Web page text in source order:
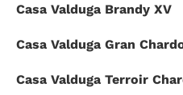
Casa Valduga Brandy XV
Casa Valduga Gran
Casa Valduga Terroir